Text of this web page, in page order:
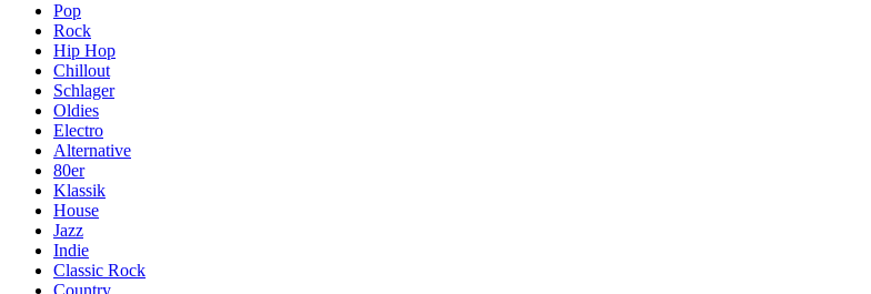
Pop
Rock
Hip Hop
Chillout
Schlager
Oldies
Electro
Alternative
80er
Klassik
House
Jazz
Indie
Classic Rock